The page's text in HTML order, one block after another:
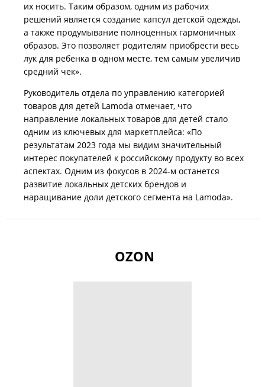
их носить. Таким образом, одним из рабочих
решений является создание капсул детской одежды,
а также продумывание полноценных гармоничных
образов. Это позволяет родителям приобрести весь
лук для ребенка в одном месте, тем самым увеличив
средний чек».
Руководитель отдела по управлению категорией
товаров для детей Lamoda отмечает, что
направление локальных товаров для детей стало
одним из ключевых для маркетплейса: «По
результатам 2023 года мы видим значительный
интерес покупателей к российскому продукту во всех
аспектах. Одним из фокусов в 2024-м останется
развитие локальных детских брендов и
наращивание доли детского сегмента на Lamoda».
OZON